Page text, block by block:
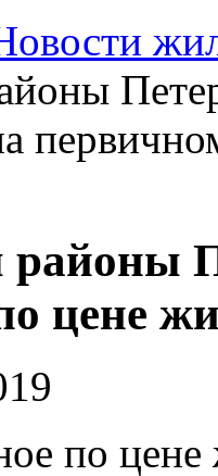
цене
по